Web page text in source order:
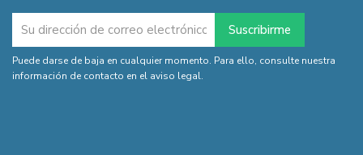
Puede darse de baja en cualquier momento. Para ello, consulte nuestra
información de contacto en el aviso legal.